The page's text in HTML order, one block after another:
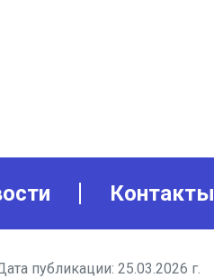
Контакты
публикации: 25.03.2026 г.